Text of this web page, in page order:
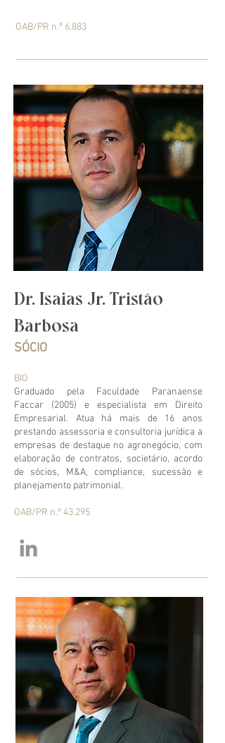
OAB/PR n.º 6.883
Dr. Isaias Jr. Tristão
Barbosa
SÓCIO
BIO
Graduado pela Faculdade Paranaense
Faccar (2005) e especialista em Direito
Empresarial. Atua há mais de 16 anos
prestando assessoria e consultoria jurídica a
empresas de destaque no agronegócio, com
elaboração de contratos, societário, acordo
de sócios, M&A, compliance, sucessão e
planejamento patrimonial.
OAB/PR n.º 43.295